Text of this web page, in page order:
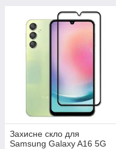
Захисне скло для
Samsung Galaxy A16 5G